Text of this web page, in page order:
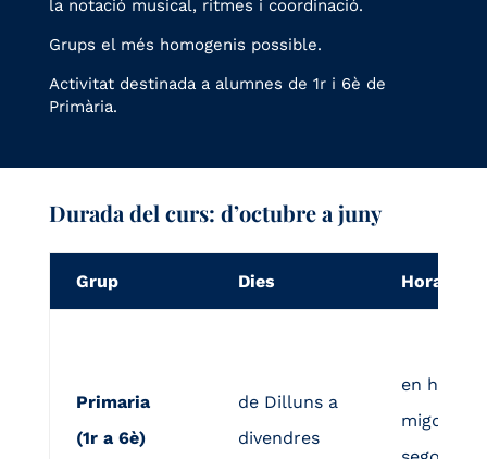
la notació musical, ritmes i coordinació.
Grups el més homogenis possible.
Activitat destinada a alumnes de 1r i 6è de
Primària.
Durada del curs: d’octubre a juny
Grup Dies Horari
Primaria
(1r a 6è)
de Dilluns a
divendres
en horari
migdia,